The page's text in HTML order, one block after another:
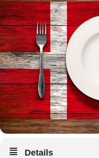
Details